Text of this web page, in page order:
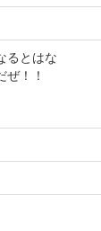
るとはな
！！